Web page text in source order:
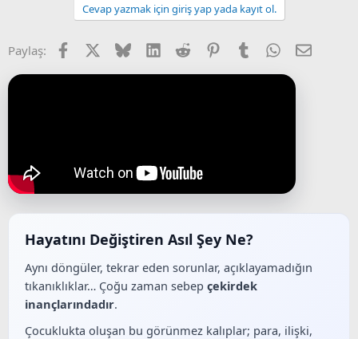
Cevap yazmak için giriş yap yada kayıt ol.
Paylaş: FacebookX (Twitter)
BlueskyLinkedInReddit PinterestTumblr WhatsApp
E-posta
Hayatını Değiştiren Asıl Şey Ne?
Aynı döngüler, tekrar eden sorunlar, açıklayamadığın
tıkanıklıklar… Çoğu zaman sebep çekirdek
inançlarındadır.
Çocuklukta oluşan bu görünmez kalıplar; para, ilişki,